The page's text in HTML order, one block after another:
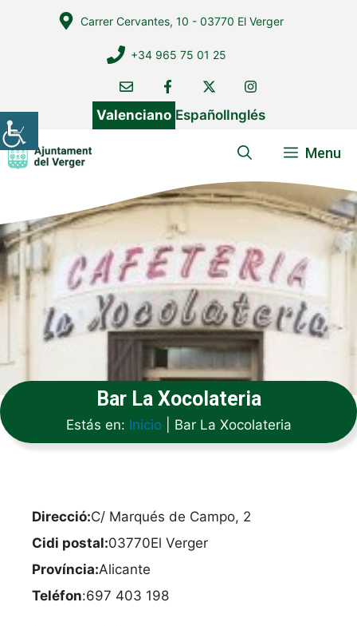
Carrer Cervantes, 10 - 03770 El Verger
+34 965 75 01 25
Valenciano EspañolInglés
Menu
Bar La Xocolateria
Estás en: Inicio| Bar La Xocolateria
Direcció:C/ Marqués de Campo, 2
Cidi postal:03770El Verger
Província:Alicante
Teléfon:697 403 198